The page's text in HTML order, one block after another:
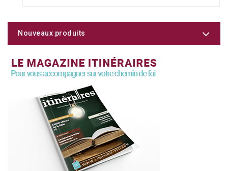
Nouveaux produits